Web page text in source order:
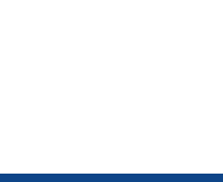
no pagada
se considerarán
la página web